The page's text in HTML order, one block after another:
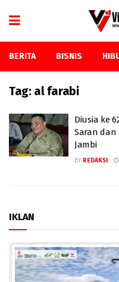
BERITA BISNIS
Tag: al farabi
Diusia ke
Saran
Jambi
BY REDAKSI
IKLAN